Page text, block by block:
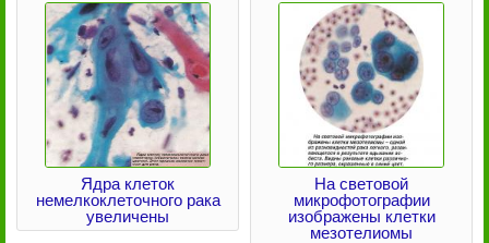
Ядра клеток
немелкоклеточного рака
увеличены
На световой
микрофотографии
изображены клетки
мезотелиомы